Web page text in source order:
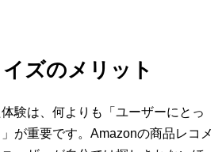
ズのメリット
験は、何よりも「ユーザーにとっ
が重要です。Amazonの商品レコメ